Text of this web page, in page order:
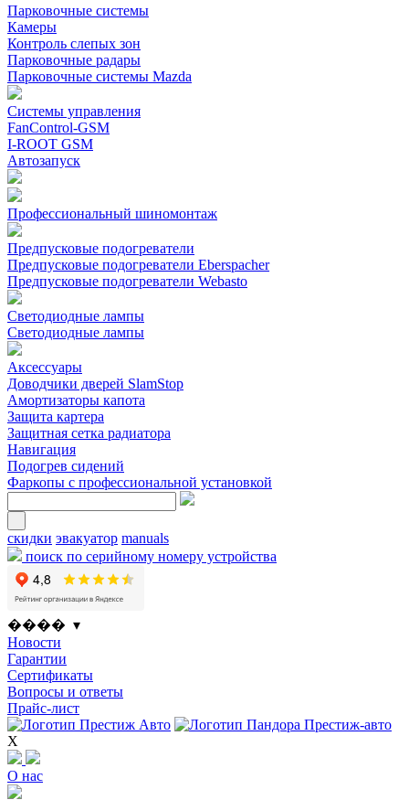
Парковочные системы
Камеры
Контроль слепых зон
Парковочные радары
Парковочные системы Mazda
Системы управления
FanControl-GSM
I-ROOT GSM
Автозапуск
Профессиональный шиномонтаж
Предпусковые подогреватели
Предпусковые подогреватели Eberspacher
Предпусковые подогреватели Webasto
Светодиодные лампы
Светодиодные лампы
Аксессуары
Доводчики дверей SlamStop
Амортизаторы капота
Защита картера
Защитная сетка радиатора
Навигация
Подогрев сидений
Фаркопы с профессиональной установкой
скидки эвакуатор manuals
поиск по серийному номеру устройства
���� ▾
Новости
Гарантии
Сертификаты
Вопросы и ответы
Прайс-лист
X
О нас